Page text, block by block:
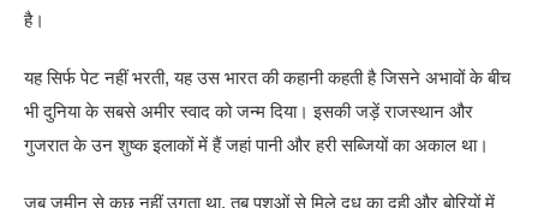
है।
यह सिर्फ पेट नहीं भरती, यह उस भारत की कहानी कहती है जिसने अभावों के बीच
भी दुनिया के सबसे अमीर स्वाद को जन्म दिया। इसकी जड़ें राजस्थान और
गुजरात के उन शुष्क इलाकों में हैं जहां पानी और हरी सब्जियों का अकाल था।
जब जमीन से कुछ नहीं उगता था, तब पशुओं से मिले दूध का दही और बोरियों में